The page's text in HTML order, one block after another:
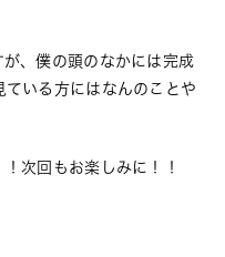
、僕の頭のなかには完成
いる方にはなんのことや
次回もお楽しみに！！